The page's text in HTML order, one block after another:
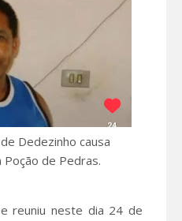
Dedezinho causa
de Pedras.
reuniu neste dia 24 de